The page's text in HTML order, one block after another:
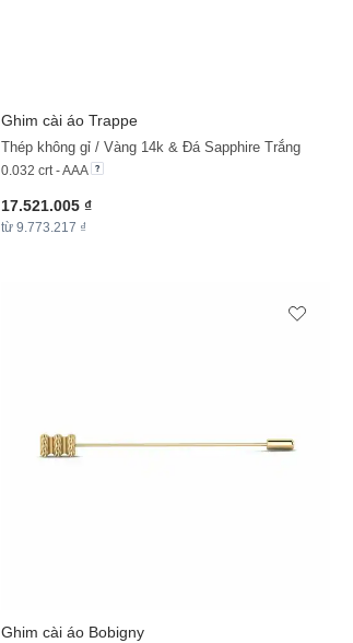
Ghim cài áo Trappe
Thép không gỉ / Vàng 14k & Đá Sapphire Trắng
0.032 crt - AAA
17.521.005 ₫
từ 9.773.217 ₫
Ghim cài áo Bobigny